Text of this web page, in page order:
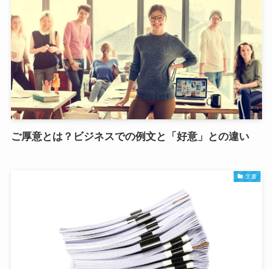
ご厚意とは？ビジネスでの例文と「好意」との違い
文書